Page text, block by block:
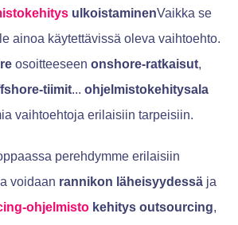
ulkoistaminenVaikka se
ainoa käytettävissä oleva vaihtoehto.
osoitteeseen onshore-ratkaisut,
tiimit... ohjelmistokehitysala
vaihtoehtoja erilaisiin tarpeisiin.
perehdymme erilaisiin
voidaan rannikon läheisyydessä ja
ohjelmisto kehitys outsourcing,